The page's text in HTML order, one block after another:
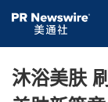
沐浴美肤